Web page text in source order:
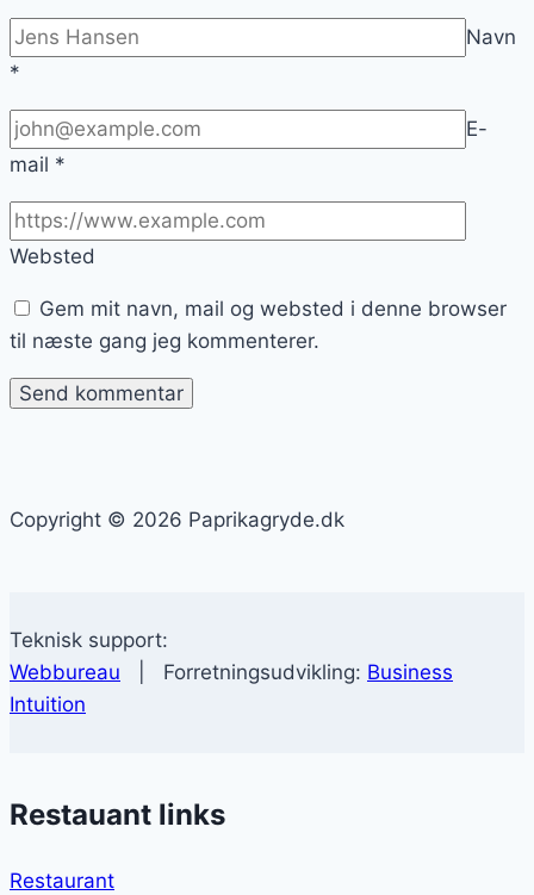
Navn
*
E-
mail *
Websted
Gem mit navn, mail og websted i denne browser
til næste gang jeg kommenterer.
Copyright © 2026 Paprikagryde.dk
Teknisk support:
Webbureau | Forretningsudvikling: Business
Intuition
Restauant links
Restaurant